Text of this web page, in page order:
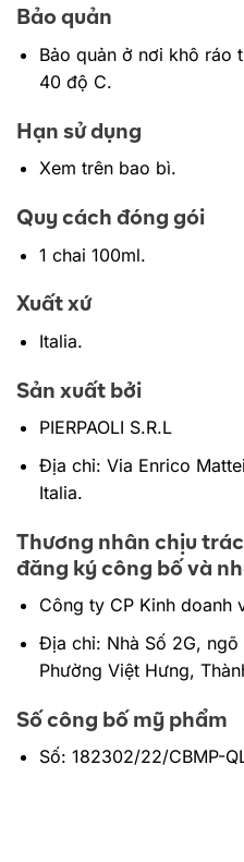
Bảo quản
Bảo quản ở nơi khô ráo
40 độ C.
Hạn sử dụng
Xem trên bao bì.
Quy cách đóng gói
1 chai 100ml.
Xuất xứ
Italia.
Sản xuất bởi
PIERPAOLI S.R.L
Địa chỉ: Via Enrico
Italia.
Thương nhân chịu
đăng ký công bố và
Công ty CP Kinh doanh
Địa chỉ: Nhà Số 2G, ngõ
Phường Việt Hưng,
Số công bố mỹ phẩm
Số: 182302/22/CBMP-